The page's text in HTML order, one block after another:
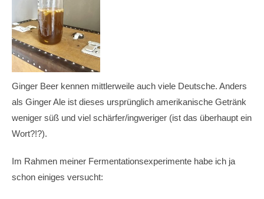
Ginger Beer kennen mittlerweile auch viele Deutsche. Anders
als Ginger Ale ist dieses ursprünglich amerikanische Getränk
weniger süß und viel schärfer/ingweriger (ist das überhaupt ein
Wort?!?).
Im Rahmen meiner Fermentationsexperimente habe ich ja
schon einiges versucht: